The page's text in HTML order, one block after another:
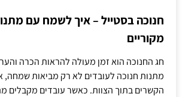
חנוכה בסטייל – איך לשמח עם
מקוריים
חג החנוכה הוא זמן מעולה להראות הכרה
מתנות חנוכה לעובדים לא רק מביאות
הקשרים בתוך הצוות. כאשר עובדים מקבלים